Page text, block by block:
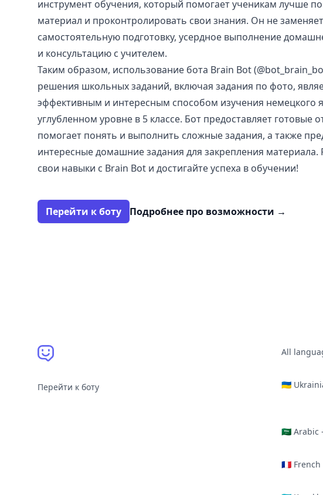
инструмент обучения, который помогает ученикам лучше
материал и проконтролировать свои знания. Он не заменяет
самостоятельную подготовку, усердное выполнение
и консультацию с учителем.
Таким образом, использование бота Brain Bot
решения школьных заданий, включая задания по фото,
эффективным и интересным способом изучения немецкого
углубленном уровне в 5 классе. Бот предоставляет готовые
помогает понять и выполнить сложные задания, а также
интересные домашние задания для закрепления материала.
свои навыки с Brain Bot и достигайте успеха в обучении!
Перейти к боту Подробнее про возможности →
Перейти к боту
All
🇺🇦
🇫🇷 French